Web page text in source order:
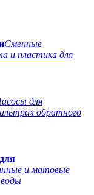
Сменные
и пластика для
для
обратного
и матовые